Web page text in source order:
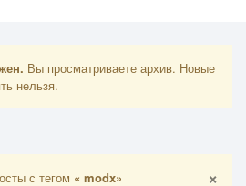
Вы просматриваете архив. Новые
нельзя.
с тегом « modx» ×